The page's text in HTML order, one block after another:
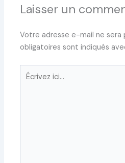
Laisser un
Votre adresse e-mail ne sera
obligatoires sont indiqués
Écrivez
ici…